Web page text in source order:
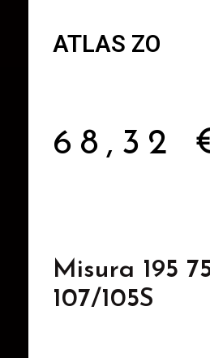
ATLAS ZO
68,32
Misura 195
107/105S